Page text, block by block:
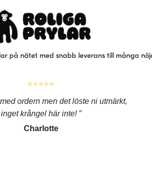
på nätet med snabb leverans till många
⭐⭐⭐⭐⭐
ordern men det löste ni utmärkt,
inget krångel här inte!
Charlotte